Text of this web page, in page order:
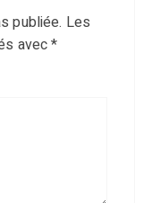
publiée. Les
avec*